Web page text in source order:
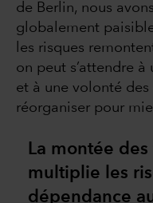
de Berlin, nous
globalement
les risques
on peut s’attendre
et à une volonté des
réorganiser pour
La montée
multiplie les
dépendance